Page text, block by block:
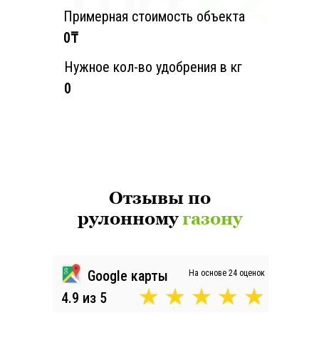
Нужное кол-во удобрения в кг
0
Примерная стоимость объекта
0₸
Отзывы по
рулонномугазону
Google карты
4.9 из 5
На основе 24 оценок